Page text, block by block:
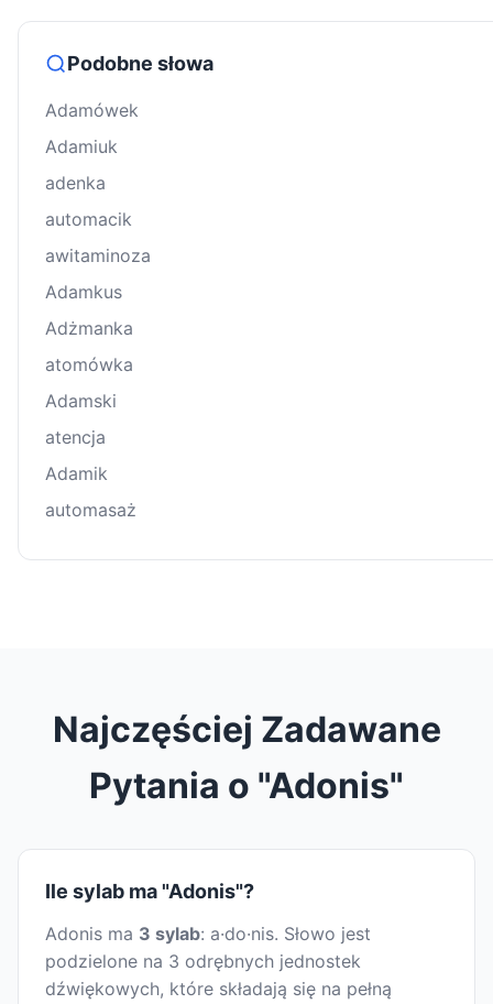
Podobne słowa
Adamówek
Adamiuk
adenka
automacik
awitaminoza
Adamkus
Adżmanka
atomówka
Adamski
atencja
Adamik
automasaż
Najczęściej Zadawane
Pytania o "Adonis"
Ile sylab ma "Adonis"?
Adonis ma 3 sylab: a·do·nis. Słowo jest
podzielone na 3 odrębnych jednostek
dźwiękowych, które składają się na pełną